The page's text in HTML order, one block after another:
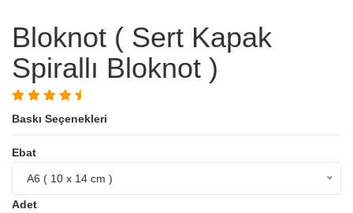
Bloknot ( Sert Kapak
Spirallı Bloknot )
Baskı Seçenekleri
Ebat
A6 ( 10 x 14 cm )
Adet